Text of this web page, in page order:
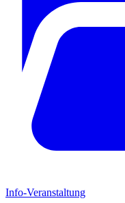
Info-Veranstaltung